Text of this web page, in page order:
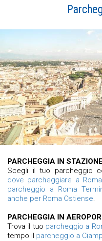
PARCHEGGIA IN STAZIONE
Scegli il tuo parcheggio
dove parcheggiare a
parcheggio a Roma
anche per Roma Ostiense.
PARCHEGGIA IN
Trova il tuo parcheggio a
tempo il parcheggio a